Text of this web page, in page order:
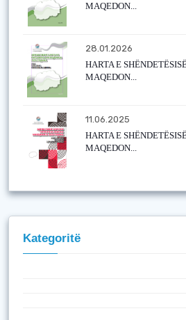
MAQEDON...
28.01.2026
HARTA E
MAQEDON...
11.06.2025
HARTA E
MAQEDON...
Kategoritë